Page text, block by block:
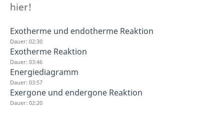
hier!
Exotherme und endotherme Reaktion
Dauer: 02:30
Exotherme Reaktion
Dauer: 03:46
Energiediagramm
Dauer: 03:57
Exergone und endergone Reaktion
Dauer: 02:20